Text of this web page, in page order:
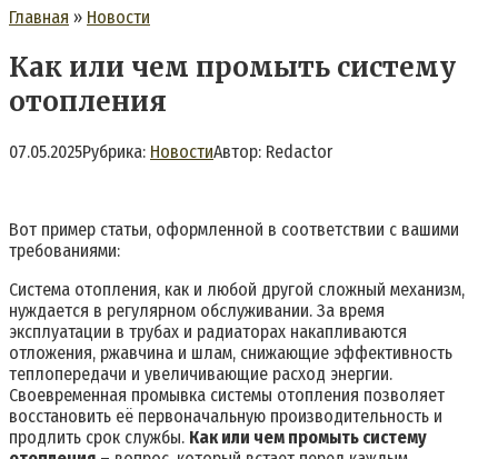
Главная » Новости
Как или чем промыть систему
отопления
07.05.2025Рубрика: НовостиАвтор: Redactor
Вот пример статьи, оформленной в соответствии с вашими
требованиями:
Система отопления, как и любой другой сложный механизм,
нуждается в регулярном обслуживании. За время
эксплуатации в трубах и радиаторах накапливаются
отложения, ржавчина и шлам, снижающие эффективность
теплопередачи и увеличивающие расход энергии.
Своевременная промывка системы отопления позволяет
восстановить её первоначальную производительность и
продлить срок службы. Как или чем промыть систему